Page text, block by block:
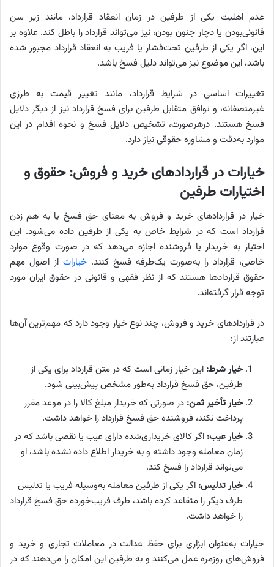
عدم اهلیت یکی از طرفین در زمان انعقاد قرارداد، مانند زیر سن
قانونی‌بودن یا دچار جنون بودن، نیز می‌تواند قرارداد را باطل کند. علاوه بر
این، اگر یکی از طرفین تحت‌فشار یا فریب به انعقاد قرارداد مجبور شده
باشد، این موضوع نیز می‌تواند دلیل فسخ باشد.
تغییرات اساسی در شرایط قرارداد، مانند تغییر قیمت به طرزی
غیرمنصفانه، و توافق متقابل طرفین برای فسخ قرارداد نیز از دیگر دلایل
فسخ هستند. درهرصورت، تشخیص دلایل فسخ و نحوه اقدام در این
موارد به‌دقت و مشاوره حقوقی نیاز دارد.
خیارات در قراردادهای خرید و فروش: حقوق و
اختیارات طرفین
خیار در قراردادهای خرید و فروش به معنای حق فسخ یا به هم زدن
قرارداد است که در شرایط خاص به یکی از طرفین داده می‌شود. این
اختیار به خریدار یا فروشنده اجازه می‌دهد که در صورت وقوع موارد
خاصی، قرارداد را به‌صورت یک‌طرفه فسخ کنند. خیارات از اصول مهم
حقوق قراردادها هستند که از نظر فقهی و قانونی در حقوق ایران مورد
توجه قرار گرفته‌اند.
در قراردادهای خرید و فروش، چند نوع خیار وجود دارد که مهم‌ترین آن‌ها
عبارتند از:
خیار شرط: این خیار زمانی است که در متن قرارداد برای یکی از
طرفین، حق فسخ قرارداد به‌طور مشخص پیش‌بینی شود.
خیار تأخیر ثمن: در صورتی که خریدار مبلغ کالا را در موعد مقرر
پرداخت نکند، فروشنده حق فسخ قرارداد را خواهد داشت.
خیار عیب: اگر کالای خریداری‌شده دارای عیب یا نقصی باشد که در
زمان معامله وجود داشته و به خریدار اطلاع داده نشده باشد، او
می‌تواند قرارداد را فسخ کند.
خیار تدلیس: اگر یکی از طرفین معامله به‌وسیله فریب یا تدلیس
طرف دیگر را متقاعد کرده باشد، طرف فریب‌خورده حق فسخ قرارداد
را خواهد داشت.
خیارات به‌عنوان ابزاری برای حفظ عدالت در معاملات تجاری و خرید و
فروش‌های روزمره عمل می‌کنند و به طرفین این امکان را می‌دهند که در